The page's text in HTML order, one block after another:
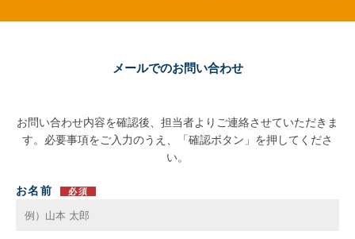
メールでのお問い合わせ
お問い合わせ内容を確認後、担当者よりご連絡させていただきま
す。必要事項をご入力のうえ、「確認ボタン」を押してくださ
い。
お名前 必須